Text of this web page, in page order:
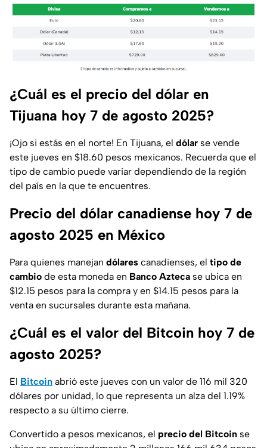
¿Cuál es el precio del dólar en
Tijuana hoy 7 de agosto 2025?
¡Ojo si estás en el norte! En Tijuana, el dólar se vende
este jueves en $18.60 pesos mexicanos. Recuerda que el
tipo de cambio puede variar dependiendo de la región
del país en la que te encuentres.
Precio del dólar canadiense hoy 7 de
agosto 2025 en México
Para quienes manejan dólares canadienses, el tipo de
cambio de esta moneda en Banco Azteca se ubica en
$12.15 pesos para la compra y en $14.15 pesos para la
venta en sucursales durante esta mañana.
¿Cuál es el valor del Bitcoin hoy 7 de
agosto 2025?
El Bitcoin abrió este jueves con un valor de 116 mil 320
dólares por unidad, lo que representa un alza del 1.19%
respecto a su último cierre.
Convertido a pesos mexicanos, el precio del Bitcoin se